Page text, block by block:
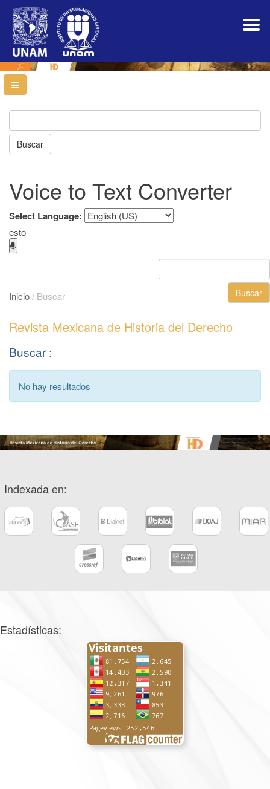
Navegación
principal
Contenido
principal
Barra
lateral
Buscar
Voice to Text Converter
Select Language:
esto
Buscar
Inicio/ Buscar
Revista Mexicana de Historia del Derecho
Buscar :
Buscar
resultados
No hay resultados
Indexada en:
Estadísticas: